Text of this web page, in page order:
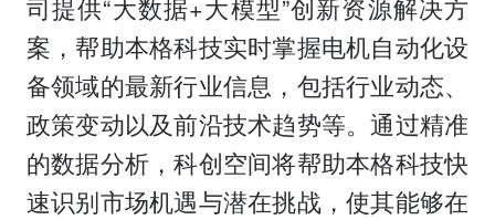
司提供“大数据+大模型”创新资源解决方
案，帮助本格科技实时掌握电机自动化设
备领域的最新行业信息，包括行业动态、
政策变动以及前沿技术趋势等。通过精准
的数据分析，科创空间将帮助本格科技快
速识别市场机遇与潜在挑战，使其能够在